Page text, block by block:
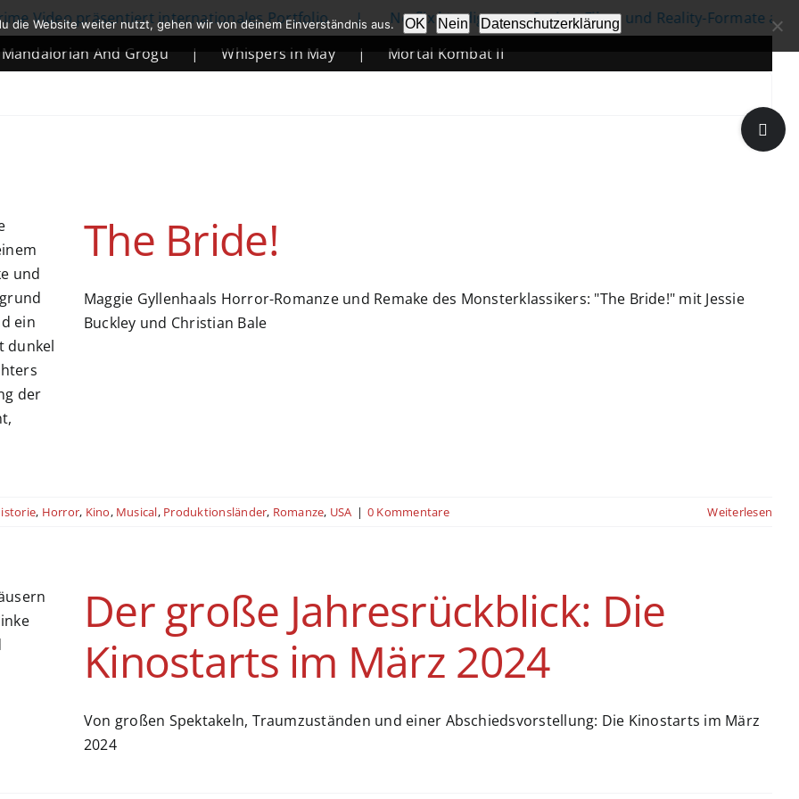
präsentiert internationales Portfolio | Netflix kündigt neue Serien, Filme und Reality-Formate an
|
And Grogu | Whispers in May |
Mortal Kombat II
The Bride!
Maggie Gyllenhaals Horror-Romanze und Remake des Monsterklassikers: "The Bride!" mit Jessie
Buckley und Christian Bale
, Horror, Kino, Musical, Produktionsländer, Romanze, USA | 0 Kommentare Weiterlesen
Der große Jahresrückblick: Die
Kinostarts im März 2024
Von großen Spektakeln, Traumzuständen und einer Abschiedsvorstellung: Die Kinostarts im März
2024
Toggle
Sliding
die Website weiter nutzt, gehen wir von deinem Einverständnis aus. OK Nein Datenschutzerklärung